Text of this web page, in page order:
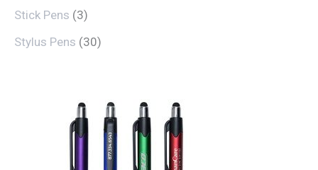
Stick Pens 3
Stylus Pens 30